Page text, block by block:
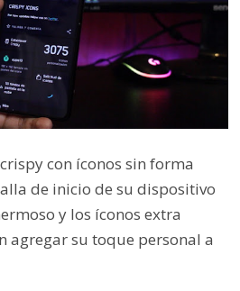
con íconos sin forma
de inicio de su dispositivo
y los íconos extra
agregar su toque personal a